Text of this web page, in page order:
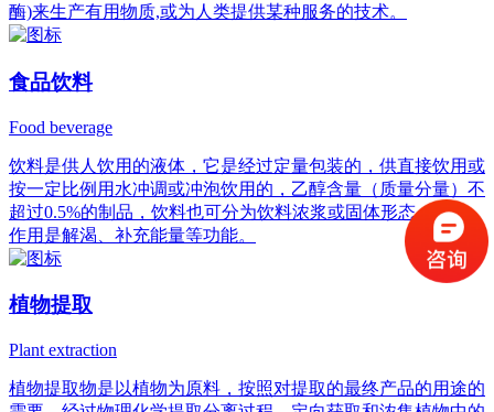
酶)来生产有用物质,或为人类提供某种服务的技术。
食品饮料
Food beverage
饮料是供人饮用的液体，它是经过定量包装的，供直接饮用或
按一定比例用水冲调或冲泡饮用的，乙醇含量（质量分量）不
超过0.5%的制品，饮料也可分为饮料浓浆或固体形态，它的
作用是解渴、补充能量等功能。
植物提取
Plant extraction
植物提取物是以植物为原料，按照对提取的最终产品的用途的